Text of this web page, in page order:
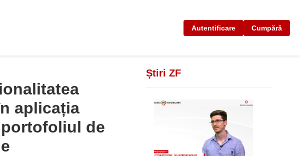
Autentificare Cumpără
aplicația
de
Știri ZF